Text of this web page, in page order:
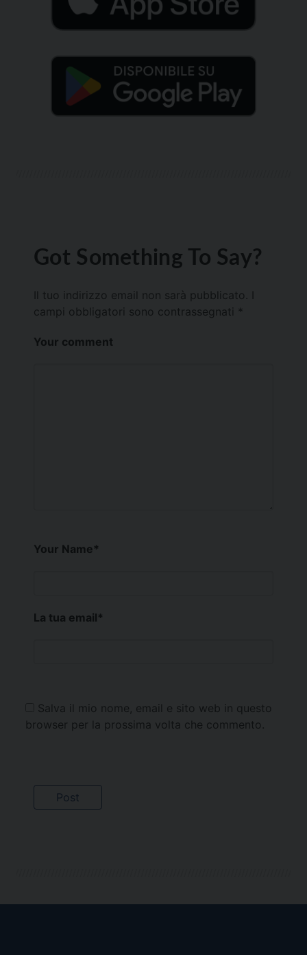
Got Something To Say?
Il tuo indirizzo email non sarà pubblicato.
campi obbligatori sono contrassegnati *
Your comment
Your Name*
La tua email*
Salva il mio nome, email e sito web in questo
browser per la prossima volta che commento.